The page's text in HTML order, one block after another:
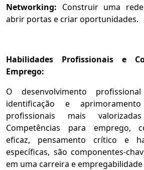
Networking: Construir uma
abrir portas e criar oportunidades.
Habilidades Profissionais e
Emprego:
O desenvolvimento
identificação e
profissionais mais
Competências para emprego,
eficaz, pensamento crítico e
específicas, são componentes-
em uma carreira e